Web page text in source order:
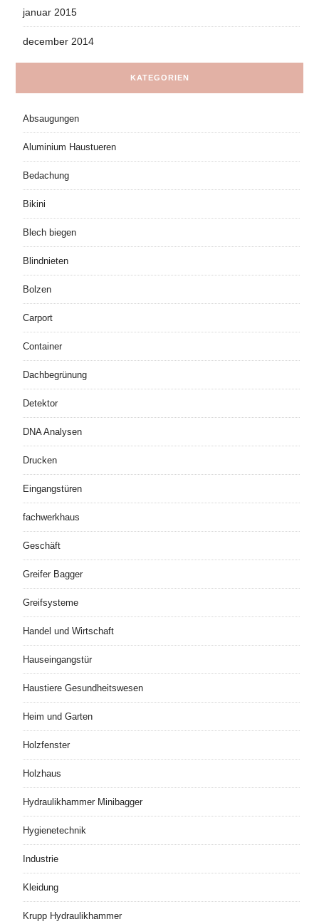
januar 2015
december 2014
KATEGORIEN
Absaugungen
Aluminium Haustueren
Bedachung
Bikini
Blech biegen
Blindnieten
Bolzen
Carport
Container
Dachbegrünung
Detektor
DNA Analysen
Drucken
Eingangstüren
fachwerkhaus
Geschäft
Greifer Bagger
Greifsysteme
Handel und Wirtschaft
Hauseingangstür
Haustiere Gesundheitswesen
Heim und Garten
Holzfenster
Holzhaus
Hydraulikhammer Minibagger
Hygienetechnik
Industrie
Kleidung
Krupp Hydraulikhammer